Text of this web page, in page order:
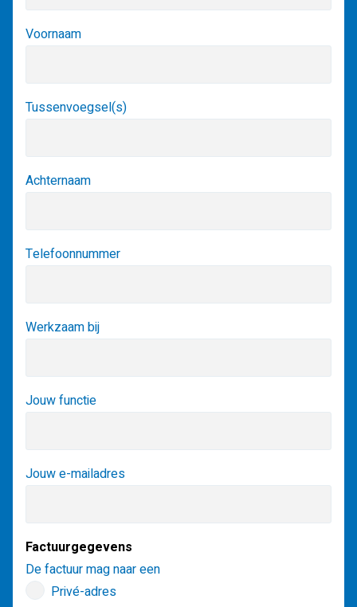
Voornaam
Tussenvoegsel(s)
Achternaam
Telefoonnummer
Werkzaam bij
Jouw functie
Jouw e-mailadres
Factuurgegevens
De factuur mag naar een
Privé-adres